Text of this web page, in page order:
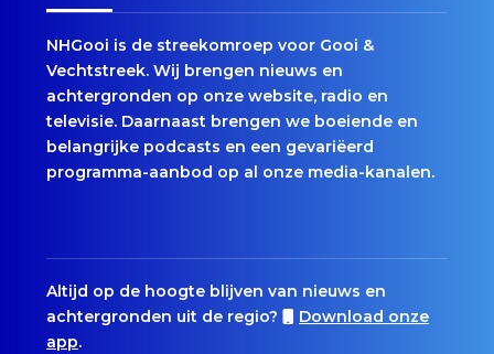
NHGooi is de streekomroep voor Gooi &
Vechtstreek. Wij brengen nieuws en
achtergronden op onze website, radio en
televisie. Daarnaast brengen we boeiende en
belangrijke podcasts en een gevariëerd
programma-aanbod op al onze media-kanalen.
Altijd op de hoogte blijven van nieuws en
achtergronden uit de regio?
Download onze
app.